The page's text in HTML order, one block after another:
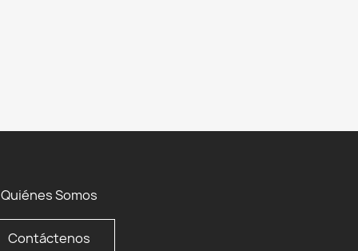
Quiénes Somos
Contáctenos